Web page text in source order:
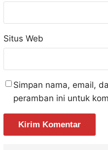
Situs Web
Simpan nama, email,
peramban ini untuk